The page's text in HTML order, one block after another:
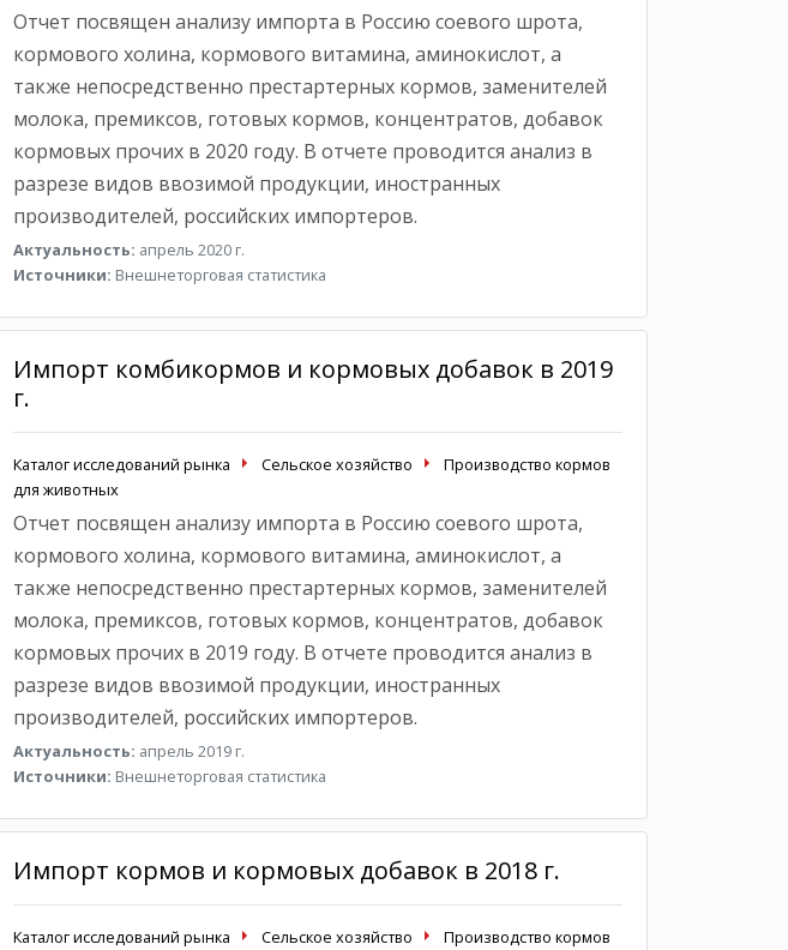
Отчет посвящен анализу импорта в Россию соевого шрота,
кормового холина, кормового витамина, аминокислот, а
также непосредственно престартерных кормов, заменителей
молока, премиксов, готовых кормов, концентратов, добавок
кормовых прочих в 2020 году. В отчете проводится анализ в
разрезе видов ввозимой продукции, иностранных
производителей, российских импортеров.
Актуальность: апрель 2020 г.
Источники: Внешнеторговая статистика
Импорт комбикормов и кормовых добавок в 2019
г.
Каталог исследований рынка Сельское хозяйство
Производство кормов
для животных
Отчет посвящен анализу импорта в Россию соевого шрота,
кормового холина, кормового витамина, аминокислот, а
также непосредственно престартерных кормов, заменителей
молока, премиксов, готовых кормов, концентратов, добавок
кормовых прочих в 2019 году. В отчете проводится анализ в
разрезе видов ввозимой продукции, иностранных
производителей, российских импортеров.
Актуальность: апрель 2019 г.
Источники: Внешнеторговая статистика
Импорт кормов и кормовых добавок в 2018 г.
Каталог исследований рынка Сельское хозяйство
Производство кормов